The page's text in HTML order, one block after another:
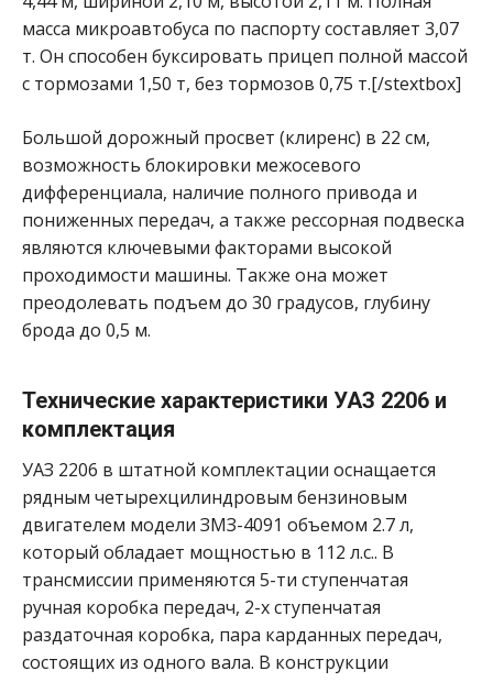
масса микроавтобуса по паспорту составляет 3,07
т. Он способен буксировать прицеп полной массой
с тормозами 1,50 т, без тормозов 0,75 т.[/stextbox]
Большой дорожный просвет (клиренс) в 22 см,
возможность блокировки межосевого
дифференциала, наличие полного привода и
пониженных передач, а также рессорная подвеска
являются ключевыми факторами высокой
проходимости машины. Также она может
преодолевать подъем до 30 градусов, глубину
брода до 0,5 м.
Технические характеристики УАЗ 2206 и
комплектация
УАЗ 2206 в штатной комплектации оснащается
рядным четырехцилиндровым бензиновым
двигателем модели ЗМЗ-4091 объемом 2.7 л,
который обладает мощностью в 112 л.с.. В
трансмиссии применяются 5-ти ступенчатая
ручная коробка передач, 2-х ступенчатая
раздаточная коробка, пара карданных передач,
состоящих из одного вала. В конструкции